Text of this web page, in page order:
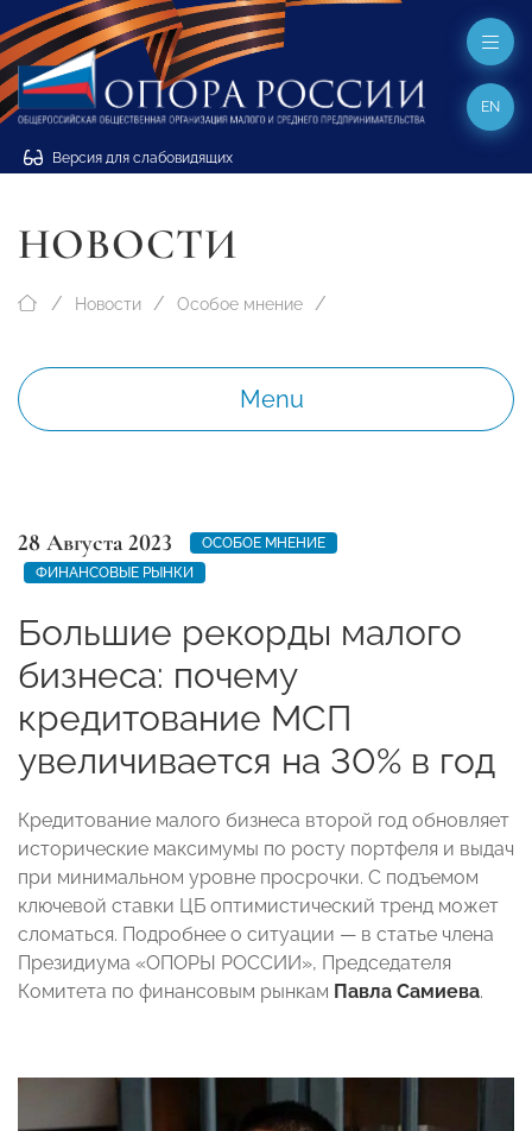
Версия для слабовидящих
EN
НОВОСТИ
Новости Особое мнение
Menu
28 Августа 2023
ОСОБОЕ МНЕНИЕ
ФИНАНСОВЫЕ РЫНКИ
Большие рекорды малого
бизнеса: почему
кредитование МСП
увеличивается на 30% в год
Кредитование малого бизнеса второй год обновляет
исторические максимумы по росту портфеля и выдач
при минимальном уровне просрочки. С подъемом
ключевой ставки ЦБ оптимистический тренд может
сломаться. Подробнее о ситуации — в статье члена
Президиума «ОПОРЫ РОССИИ», Председателя
Комитета по финансовым рынкам Павла Самиева.